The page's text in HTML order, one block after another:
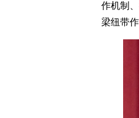
作机制
梁纽带